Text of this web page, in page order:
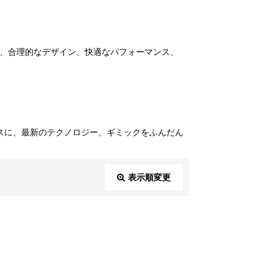
理的なデザイン、快適なパフォーマンス、
、最新のテクノロジー、ギミックをふんだん
表示順変更